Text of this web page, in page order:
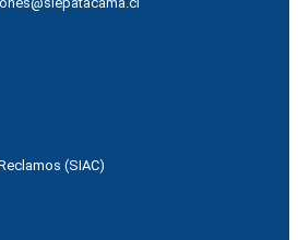
(SIAC)